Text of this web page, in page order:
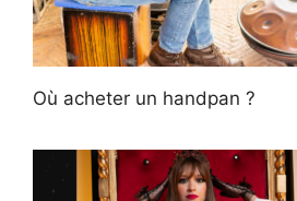
Où acheter un handpan ?